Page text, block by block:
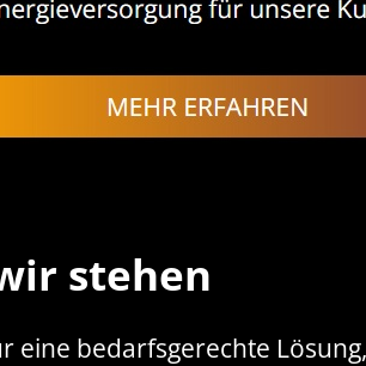
stehen
eine bedarfsgerechte